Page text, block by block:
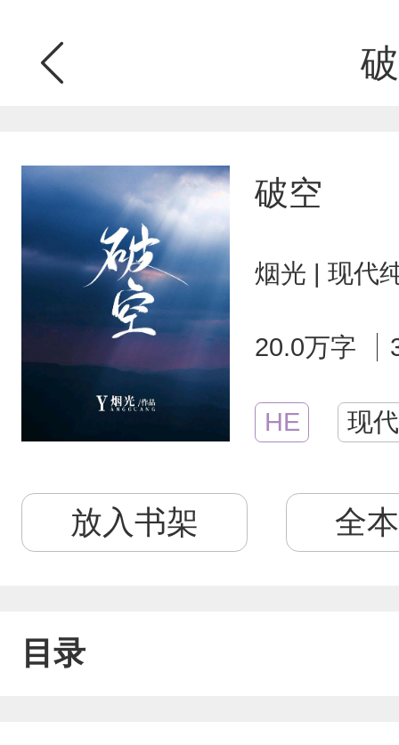
破空
烟光 | 现代
20.0万字
HE 现代
放入书架 全
目录